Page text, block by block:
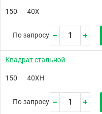
150 40Х
По запросу
Квадрат стальной
150 40ХН
По запросу